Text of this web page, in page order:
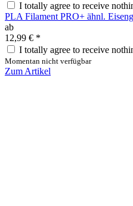
I totally agree to receive
PLA Filament PRO+ ähnl.
ab
12,99 € *
I totally agree to receive
Momentan nicht verfügbar
Zum Artikel